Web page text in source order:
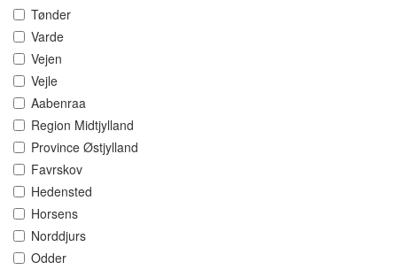
Tønder
Varde
Vejen
Vejle
Aabenraa
Region Midtjylland
Province Østjylland
Favrskov
Hedensted
Horsens
Norddjurs
Odder